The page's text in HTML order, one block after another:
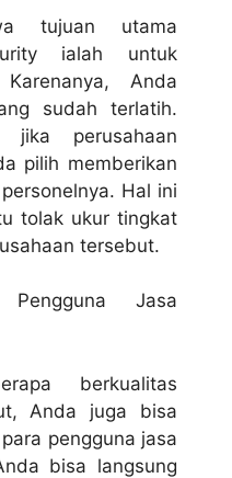
tujuan utama
ialah untuk
Anda
sudah terlatih.
perusahaan
pilih memberikan
Hal ini
tolak ukur tingkat
tersebut.
Jasa
berkualitas
Anda juga bisa
pengguna jasa
bisa langsung